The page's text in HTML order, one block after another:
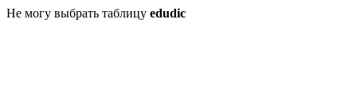
Не могу выбрать таблицу edudic